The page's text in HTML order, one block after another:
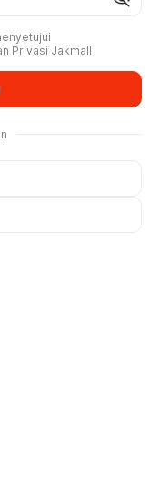
Privasi Jakmall